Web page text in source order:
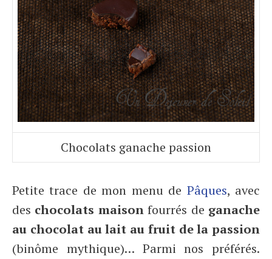
Chocolats ganache passion
Petite trace de mon menu de Pâques, avec
des chocolats maisonfourrés de ganache
au chocolat au lait au fruit de la passion
(binôme mythique)… Parmi nos préférés.